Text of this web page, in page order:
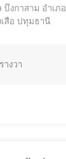
บึงกาสาม อำเภอ
สือ ปทุมธานี
งวา